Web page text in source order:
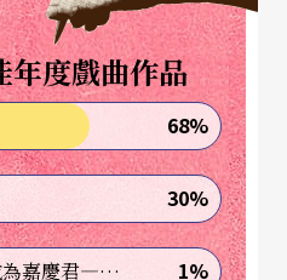
達四四〇人，法國每一組
可分到一兩百萬美元的拍
術院」的富瑪若理（Mar
這種政府以「文化大國」
文化藝術的失去了創新的
爾（Katherine Knorr）則
年度戲曲作品
68%
30%
《轉生到異世界成為嘉慶君—發現我的祖先是詐騙集團!?》 1%